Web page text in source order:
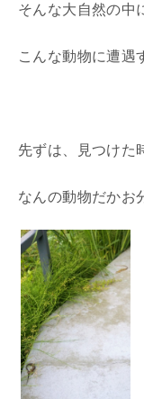
そんな大自然の中
こんな動物に遭遇
先ずは、見つけた
なんの動物だかお